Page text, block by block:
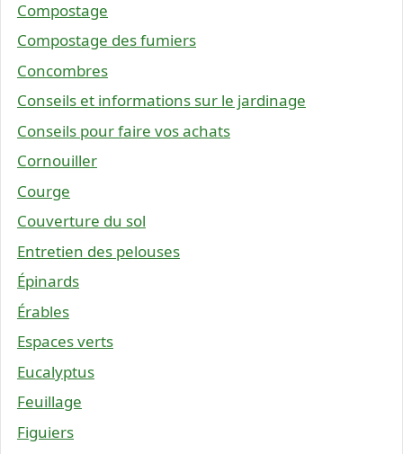
Compostage
Compostage des fumiers
Concombres
Conseils et informations sur le jardinage
Conseils pour faire vos achats
Cornouiller
Courge
Couverture du sol
Entretien des pelouses
Épinards
Érables
Espaces verts
Eucalyptus
Feuillage
Figuiers